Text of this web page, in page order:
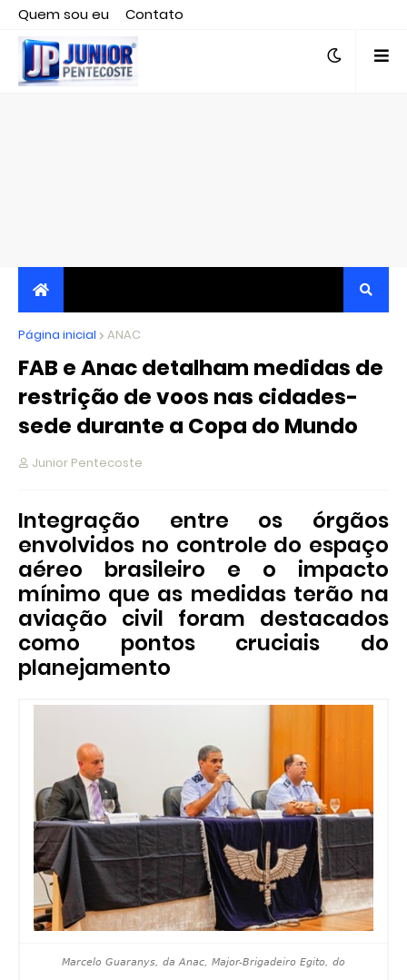
Quem sou eu
Contato
Editor responsável, jornalista Clovis Almeida.
JORNALISMO INDEPENDENTE, TRANSPARENTE E
CRÍTICO
Página inicial ANAC
FAB e Anac detalham medidas de
restrição de voos nas cidades-
sede durante a Copa do Mundo
Junior Pentecoste
Integração entre os órgãos
envolvidos no controle do espaço
aéreo brasileiro e o impacto
mínimo que as medidas terão na
aviação civil foram destacados
como pontos cruciais do
planejamento
Marcelo Guaranys, da Anac, Major-Brigadeiro Egito, do